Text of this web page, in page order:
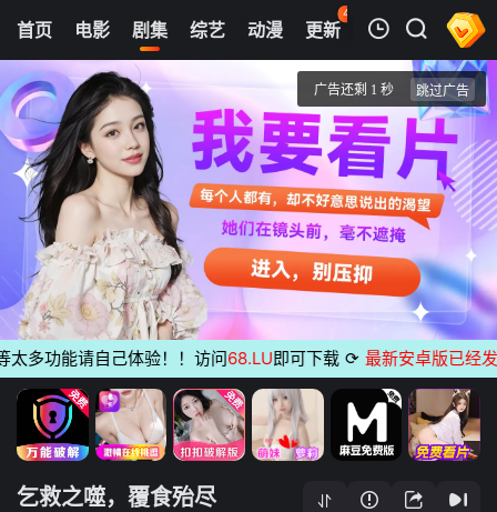
首页 电影 剧集 综艺 动漫 更新
40
热榜 APP
我的观影记录
第04集
乞救之噬，覆食殆尽
清空
能请自己体验！！访问 68.LU即可下载 ⟳ 最新安卓版已经发布
乞救之噬，覆食殆尽